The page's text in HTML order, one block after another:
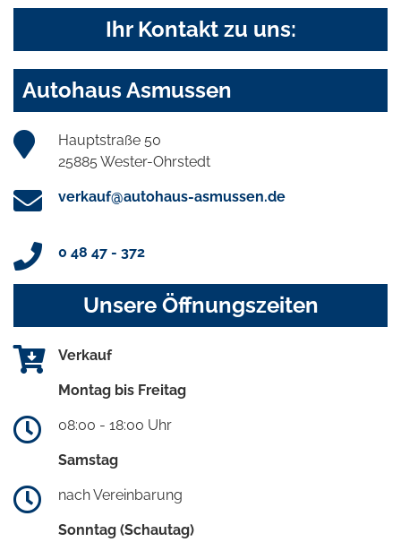
Ihr Kontakt zu uns:
Autohaus Asmussen
Hauptstraße 50
25885 Wester-Ohrstedt
verkauf@autohaus-asmussen.de
0 48 47 - 372
Unsere Öffnungszeiten
Verkauf
Montag bis Freitag
08:00 - 18:00 Uhr
Samstag
nach Vereinbarung
Sonntag (Schautag)